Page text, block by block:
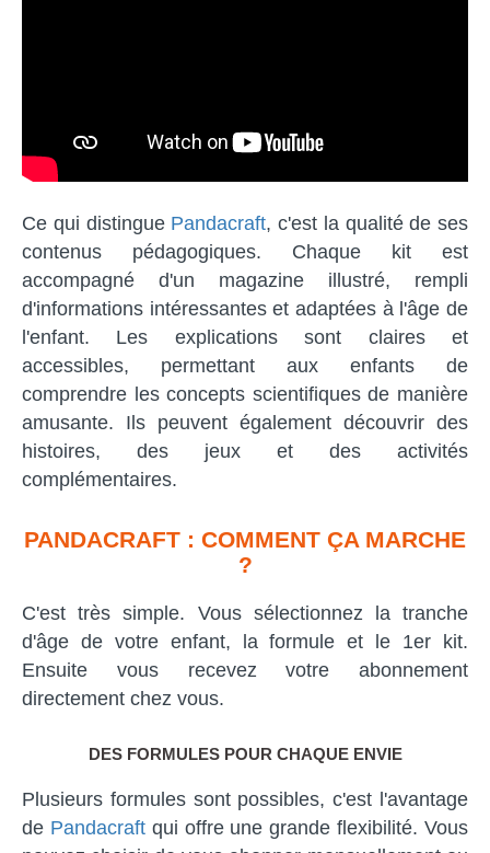
Ce qui distingue Pandacraft, c'est la qualité de ses
contenus pédagogiques. Chaque kit est
accompagné d'un magazine illustré, rempli
d'informations intéressantes et adaptées à l'âge de
l'enfant. Les explications sont claires et
accessibles, permettant aux enfants de
comprendre les concepts scientifiques de manière
amusante. Ils peuvent également découvrir des
histoires, des jeux et des activités
complémentaires.
PANDACRAFT : COMMENT ÇA MARCHE
?
C'est très simple. Vous sélectionnez la tranche
d'âge de votre enfant, la formule et le 1er kit.
Ensuite vous recevez votre abonnement
directement chez vous.
DES FORMULES POUR CHAQUE ENVIE
Plusieurs formules sont possibles, c'est l'avantage
de Pandacraftqui offre une grande flexibilité. Vous